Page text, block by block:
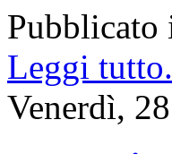
Pubblicato
Leggi
Venerdì,